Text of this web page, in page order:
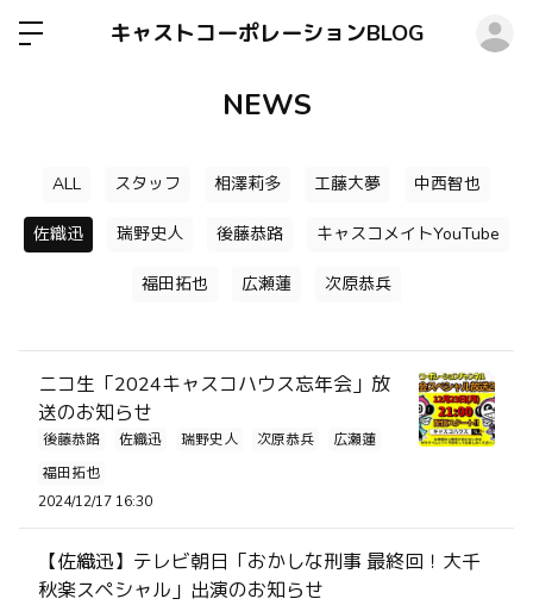
キャストコーポレーションBLOG
NEWS
ALL スタッフ 相澤莉多 工藤大夢 中西智也
佐織迅 瑞野史人 後藤恭路 キャスコメイトYouTube
福田拓也 広瀬蓮 次原恭兵
ニコ生「2024キャスコハウス忘年会」放
送のお知らせ
後藤恭路 佐織迅 瑞野史人 次原恭兵
広瀬蓮
福田拓也
2024/12/17 16:30
【佐織迅】テレビ朝日「おかしな刑事 最終回！大千
秋楽スペシャル」出演のお知らせ